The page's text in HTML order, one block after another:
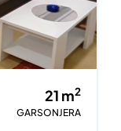
21 m2
GARSONJERA